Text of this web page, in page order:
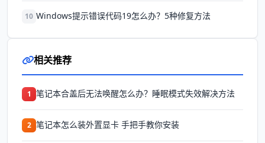
10 Windows提示错误代码19怎么办？5种修复方法
相关推荐
1 笔记本合盖后无法唤醒怎么办？睡眠模式失效解决方法
2 笔记本怎么装外置显卡 手把手教你安装